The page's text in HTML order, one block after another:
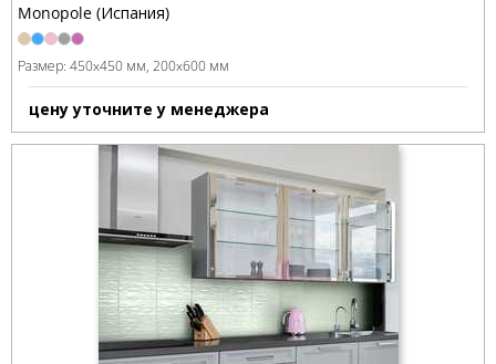
Monopole (Испания)
Размер: 450x450 мм 200x600 мм
цену уточните у менеджера